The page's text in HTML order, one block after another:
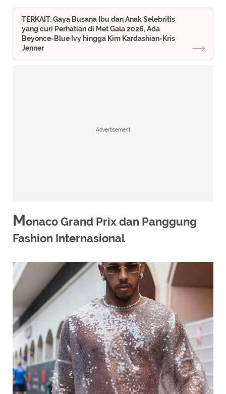
TERKAIT: Gaya Busana Ibu dan Anak Selebritis
yang curi Perhatian di Met Gala 2026, Ada
Beyonce-Blue Ivy hingga Kim Kardashian-Kris
Jenner
Advertisement
Monaco Grand Prix dan Panggung
Fashion Internasional